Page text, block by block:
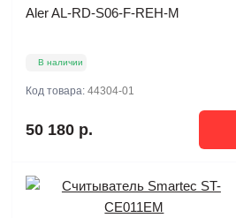
Aler AL-RD-S06-F-REH-M
В наличии
Код товара: 44304-01
50 180 р.